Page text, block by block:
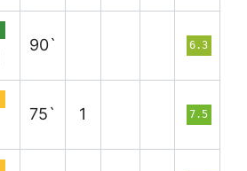
90` 6.3
75` 1 7.5